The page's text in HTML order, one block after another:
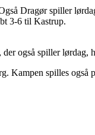
Dragør spiller
3-6 til Kastrup.
også spiller
Kampen spilles